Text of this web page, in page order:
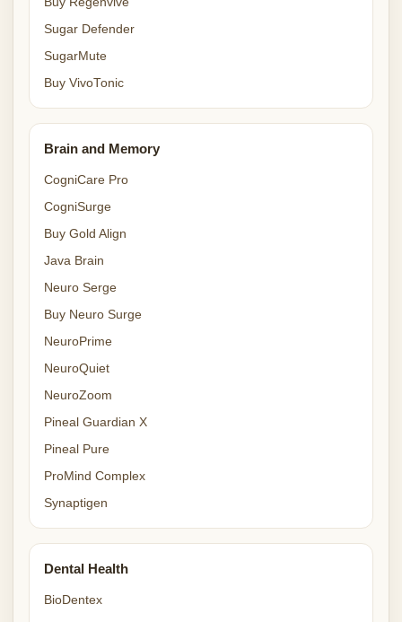
Sugar Defender
SugarMute
Buy VivoTonic
Brain and Memory
CogniCare Pro
CogniSurge
Buy Gold Align
Java Brain
Neuro Serge
Buy Neuro Surge
NeuroPrime
NeuroQuiet
NeuroZoom
Pineal Guardian X
Pineal Pure
ProMind Complex
Synaptigen
Dental Health
BioDentex